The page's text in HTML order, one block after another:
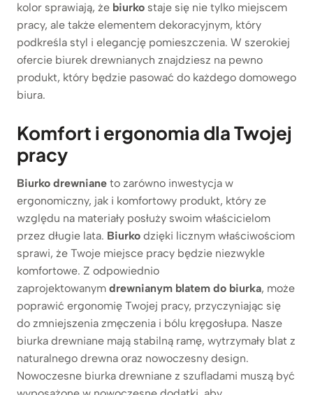
kolor sprawiają, że biurko staje się nie tylko miejscem
pracy, ale także elementem dekoracyjnym, który
podkreśla styl i elegancję pomieszczenia. W szerokiej
ofercie biurek drewnianych znajdziesz na pewno
produkt, który będzie pasować do każdego domowego
biura.
Komfort i ergonomia dla Twojej
pracy
Biurko drewniane to zarówno inwestycja w
ergonomiczny, jak i komfortowy produkt, który ze
względu na materiały posłuży swoim właścicielom
przez długie lata. Biurko dzięki licznym właściwościom
sprawi, że Twoje miejsce pracy będzie niezwykle
komfortowe. Z odpowiednio
zaprojektowanym drewnianym blatem do biurka, może
poprawić ergonomię Twojej pracy, przyczyniając się
do zmniejszenia zmęczenia i bólu kręgosłupa. Nasze
biurka drewniane mają stabilną ramę, wytrzymały blat z
naturalnego drewna oraz nowoczesny design.
Nowoczesne biurka drewniane z szufladami muszą być